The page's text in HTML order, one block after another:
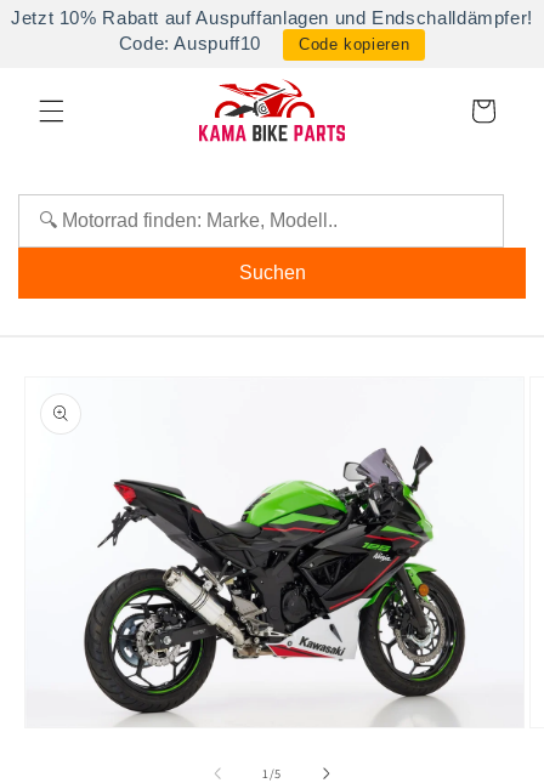
Jetzt 10% Rabatt auf Auspuffanlagen und Endschalldämpfer!
Code: Auspuff10
Code kopieren
Direkt
zum
Warenkorb
Suchen
1/von
5